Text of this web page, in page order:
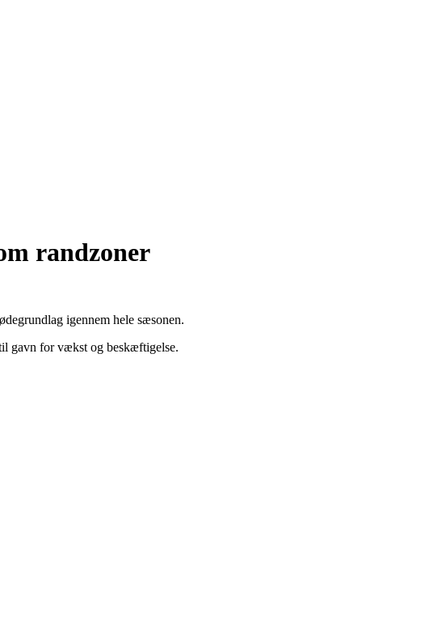
randzoner
igennem hele sæsonen.
gavn for vækst og beskæftigelse.